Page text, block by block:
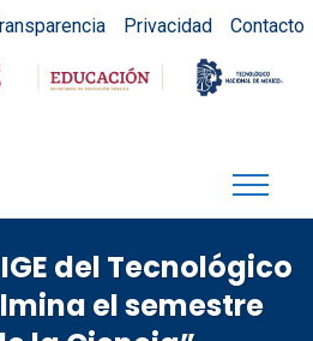
herramientas
Privacidad Contacto
del Tecnológico
el semestre